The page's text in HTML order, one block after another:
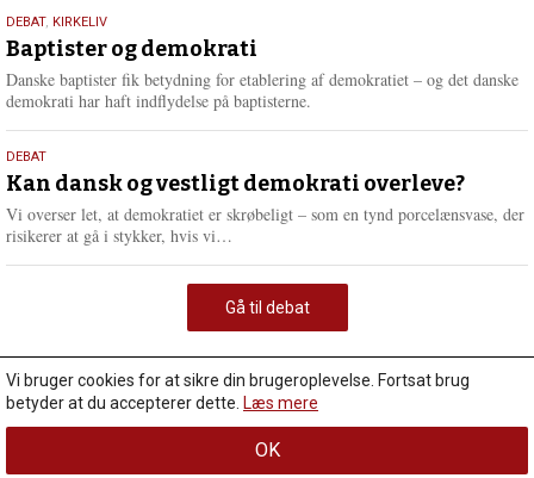
18.
maj
2026
DEBAT, KIRKELIV
Baptister og demokrati
Danske baptister fik betydning for etablering af demokratiet – og det danske
demokrati har haft indflydelse på baptisterne.
18.
maj
2026
DEBAT
Kan dansk og vestligt demokrati overleve?
Vi overser let, at demokratiet er skrøbeligt – som en tynd porcelænsvase, der
risikerer at gå i stykker, hvis vi…
m
e
e
Gå til debat
Vi bruger cookies for at sikre din brugeroplevelse. Fortsat brug
betyder at du accepterer dette. Læs mere
OK